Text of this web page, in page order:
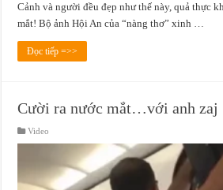
Cảnh và người đều đẹp như thế này, quả thực
mắt! Bộ ảnh Hội An của “nàng thơ” xinh …
Đọc tiếp =>>
Cười ra nước mắt…với anh zaj
Video